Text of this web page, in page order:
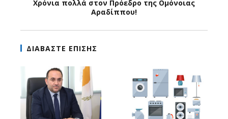
Χρόνια πολλά στον Πρόεδρο της Ομόνοιας
Αραδίππου!
ΔΙΑΒΑΣΤΕ ΕΠΙΣΗΣ